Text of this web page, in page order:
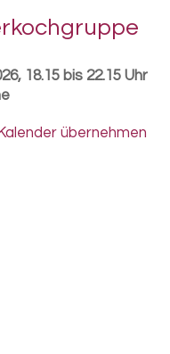
18.15 bis 22.15 Uhr
übernehmen